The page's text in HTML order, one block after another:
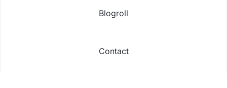
Blogroll
Contact